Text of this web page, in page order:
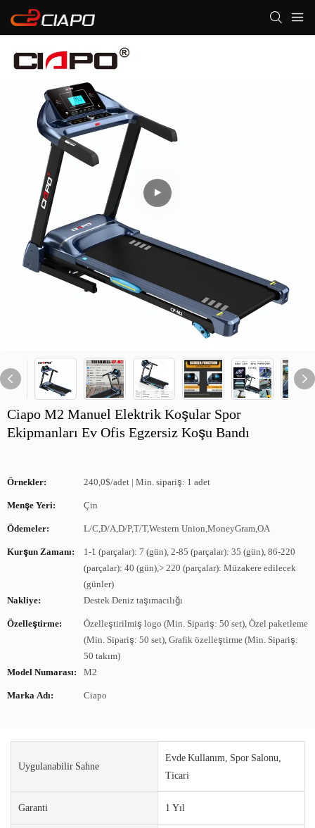
Ciapo M2 Manuel Elektrik Koşular Spor
Ekipmanları Ev Ofis Egzersiz Koşu Bandı
Örnekler: 240,0$/adet | Min. sipariş: 1 adet
Menşe Yeri: Çin
Ödemeler: L/C,D/A,D/P,T/T,Western Union,MoneyGram,OA
Kurşun Zamanı:
1-1 (parçalar): 7 (gün), 2-85 (parçalar): 35 (gün), 86-220
(parçalar): 40 (gün),> 220 (parçalar): Müzakere edilecek
(günler)
Nakliye:
Destek Deniz taşımacılığı
Özelleştirme:
Özelleştirilmiş logo (Min. Sipariş: 50 set), Özel paketleme
(Min. Sipariş: 50 set), Grafik özelleştirme (Min. Sipariş:
50 takım)
Model Numarası:
M2
Marka Adı: Ciapo
Uygulanabilir Sahne
Evde Kullanım, Spor Salonu,
Ticari
Garanti 1 Yıl